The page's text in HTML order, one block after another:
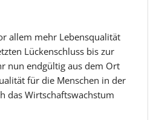
allem mehr Lebensqualität
Lückenschluss bis zur
nun endgültig aus dem Ort
für die Menschen in der
das Wirtschaftswachstum